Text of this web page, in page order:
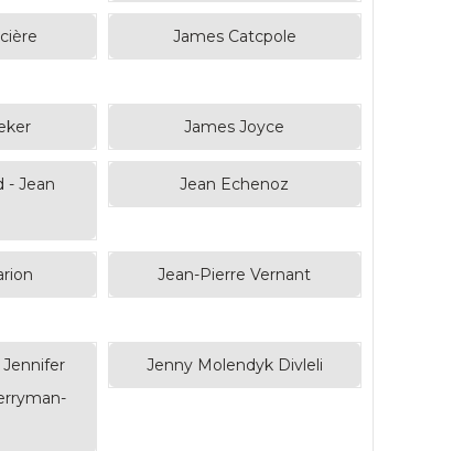
James Catcpole
James Joyce
- Jean
Jean Echenoz
Jean-Pierre Vernant
Jennifer
Jenny Molendyk Divleli